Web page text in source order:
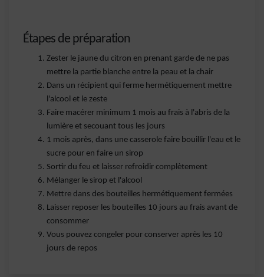
Étapes de préparation
Zester le jaune du citron en prenant garde de ne pas
mettre la partie blanche entre la peau et la chair
Dans un récipient qui ferme hermétiquement mettre
l'alcool et le zeste
Faire macérer minimum 1 mois au frais à l'abris de la
lumière et secouant tous les jours
1 mois après, dans une casserole faire bouillir l'eau et le
sucre pour en faire un sirop
Sortir du feu et laisser refroidir complètement
Mélanger le sirop et l'alcool
Mettre dans des bouteilles hermétiquement fermées
Laisser reposer les bouteilles 10 jours au frais avant de
consommer
Vous pouvez congeler pour conserver après les 10
jours de repos